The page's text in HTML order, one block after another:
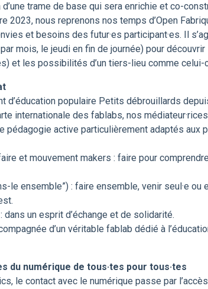
d’une trame de base qui sera enrichie et co-
2023, nous reprenons nos temps d’Open
et besoins des futur·es participant·es. Il
mois, le jeudi en fin de journée) pour découvrir
et les possibilités d’un tiers-lieu comme celui-
d’éducation populaire Petits débrouillards
internationale des fablabs, nos
pédagogie active particulièrement adaptés aux
et mouvement makers : faire pour
le ensemble”) : faire ensemble, venir seul·e
dans un esprit d’échange et de solidarité.
d’un véritable fablab dédié à
du numérique de tous·tes pour tous·tes
le contact avec le numérique passe par